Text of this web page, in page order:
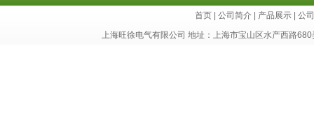
首页 |公司简介 产品展示 |公
上海旺徐电气有限公司 地址：上海市宝山区水产西路